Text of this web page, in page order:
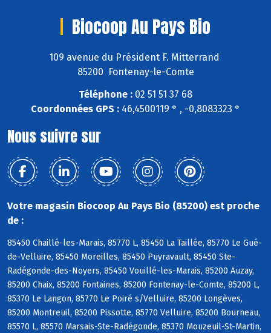
Biocoop Au Pays Bio
109 avenue du Président F. Mitterrand
85200 Fontenay-le-Comte
Téléphone : 02 51 51 37 68
Coordonnées GPS : 46,4500119 ° , -0,8083323 °
Nous suivre sur
Votre magasin Biocoop Au Pays Bio (85200) est proche
de :
85450 Chaillé-les-Marais, 85770 L, 85450 La Taillée, 85770 Le Gué-
de-Velluire, 85450 Moreilles, 85450 Puyravault, 85450 Ste-
Radégonde-des-Noyers, 85450 Vouillé-les-Marais, 85200 Auzay,
85200 Chaix, 85200 Fontaines, 85200 Fontenay-le-Comte, 85200 L,
85370 Le Langon, 85770 Le Poiré s/Velluire, 85200 Longèves,
85200 Montreuil, 85200 Pissotte, 85770 Velluire, 85200 Bourneau,
85570 L, 85570 Marsais-Ste-Radégonde, 85370 Mouzeuil-St-Martin,